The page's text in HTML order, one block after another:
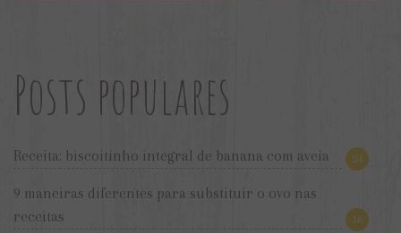
Posts populares
Receita: biscoitinho integral de banana com aveia 24
9 maneiras diferentes para substituir o ovo nas
receitas
16